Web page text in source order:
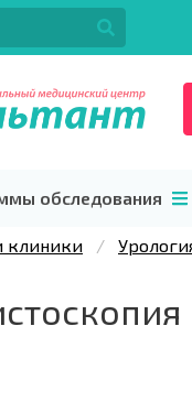
обследования
клиники